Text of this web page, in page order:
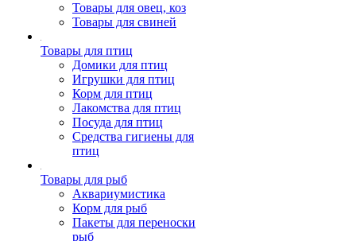
Товары для овец, коз
Товары для свиней
Товары для птиц
Домики для птиц
Игрушки для птиц
Корм для птиц
Лакомства для птиц
Посуда для птиц
Средства гигиены для
птиц
Товары для рыб
Аквариумистика
Корм для рыб
Пакеты для переноски
рыб